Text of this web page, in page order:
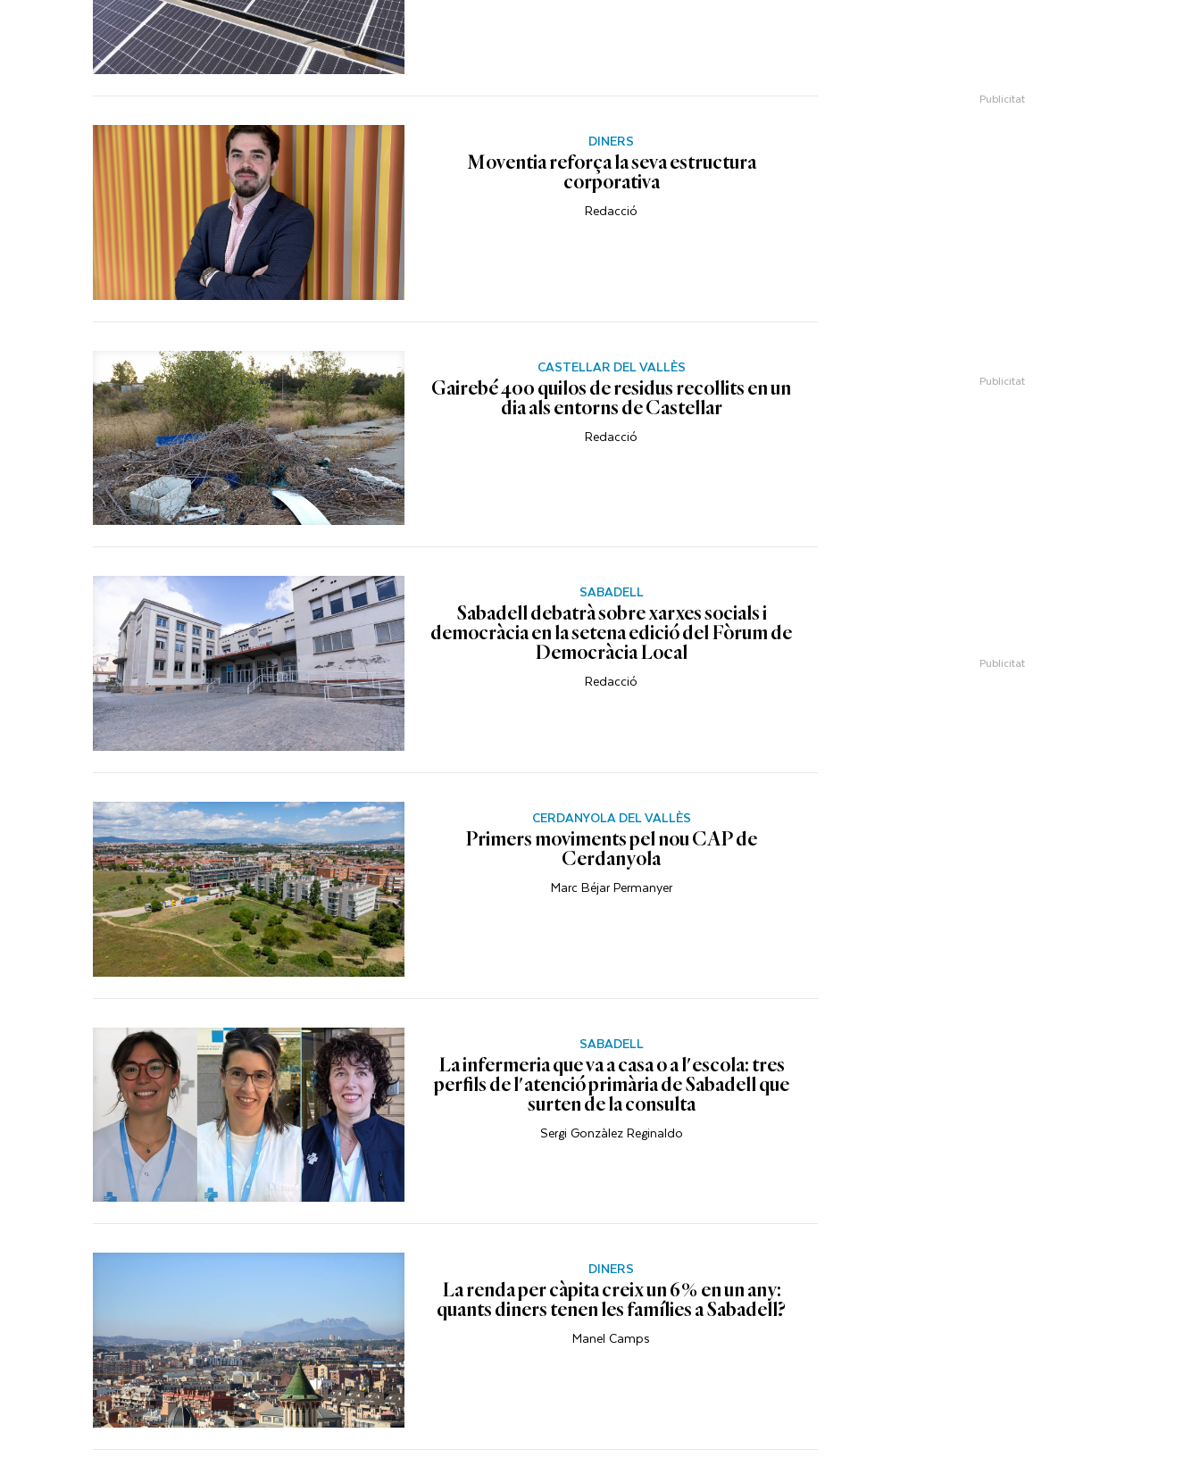
DINERS
Moventia reforça la seva estructura
corporativa
Redacció
CASTELLAR DEL VALLÈS
Gairebé 400 quilos de residus recollits en un
dia als entorns de Castellar
Redacció
SABADELL
Sabadell debatrà sobre xarxes socials i
democràcia en la setena edició del Fòrum de
Democràcia Local
Redacció
CERDANYOLA DEL VALLÈS
Primers moviments pel nou CAP de
Cerdanyola
Marc Béjar Permanyer
SABADELL
La infermeria que va a casa o a l'escola: tres
perfils de l'atenció primària de Sabadell que
surten de la consulta
Sergi Gonzàlez Reginaldo
DINERS
La renda per càpita creix un 6% en un any:
quants diners tenen les famílies a Sabadell?
Manel Camps